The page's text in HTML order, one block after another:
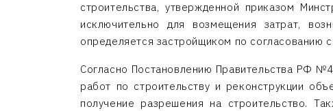
строительства, утвержденной приказом
исключительно для возмещения затрат,
определяется застройщиком по согласованию
Согласно Постановлению Правительства РФ
работ по строительству и реконструкции
получение разрешения на строительство.